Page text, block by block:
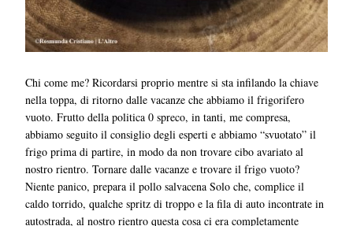
Chi come me? Ricordarsi proprio mentre si sta infilando la chiave
nella toppa, di ritorno dalle vacanze che abbiamo il frigorifero
vuoto. Frutto della politica 0 spreco, in tanti, me compresa,
abbiamo seguito il consiglio degli esperti e abbiamo “svuotato” il
frigo prima di partire, in modo da non trovare cibo avariato al
nostro rientro. Tornare dalle vacanze e trovare il frigo vuoto?
Niente panico, prepara il pollo salvacena Solo che, complice il
caldo torrido, qualche spritz di troppo e la fila di auto incontrate in
autostrada, al nostro rientro questa cosa ci era completamente